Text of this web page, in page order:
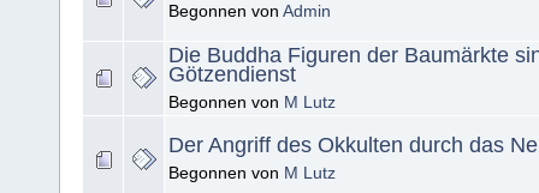
Begonnen von Admin
Die Buddha Figuren der Baumärkte
Götzendienst
Begonnen von M Lutz
Der Angriff des Okkulten durch das
Begonnen von M Lutz